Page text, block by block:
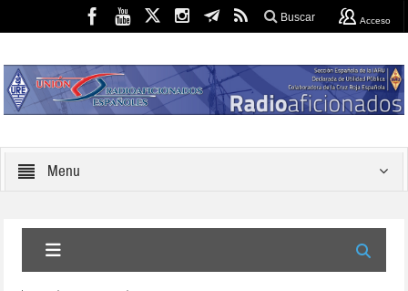
Buscar Acceso
Menu